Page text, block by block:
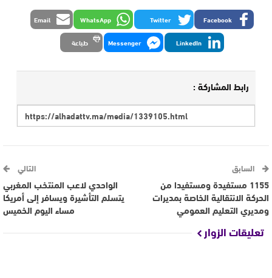
Facebook
Twitter
WhatsApp
Email
LinkedIn
Messenger طباعة
رابط المشاركة :
السابق
1155 مستفيدة ومستفيدا من
الحركة الانتقالية الخاصة بمديرات
ومديري التعليم العمومي
التالي
الواحدي لاعب المنتخب المغربي
يتسلم التأشيرة ويسافر إلى أمريكا
مساء اليوم الخميس
تعليقات الزوار